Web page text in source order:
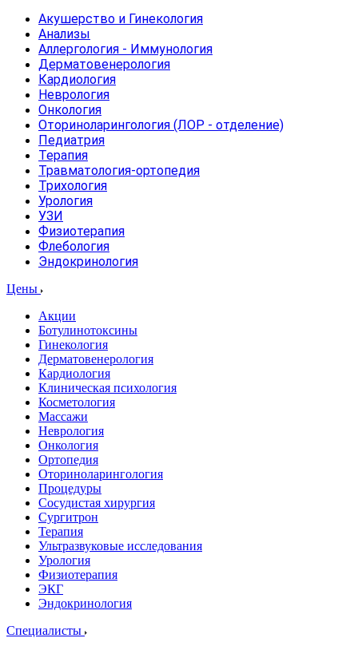
Акушерство и Гинекология
Анализы
Аллергология - Иммунология
Дерматовенерология
Кардиология
Неврология
Онкология
Оториноларингология (ЛОР - отделение)
Педиатрия
Терапия
Травматология-ортопедия
Трихология
Урология
УЗИ
Физиотерапия
Флебология
Эндокринология
Цены
Акции
Ботулинотоксины
Гинекология
Дерматовенерология
Кардиология
Клиническая психология
Косметология
Массажи
Неврология
Онкология
Ортопедия
Оториноларингология
Процедуры
Сосудистая хирургия
Сургитрон
Терапия
Ультразвуковые исследования
Урология
Физиотерапия
ЭКГ
Эндокринология
Специалисты